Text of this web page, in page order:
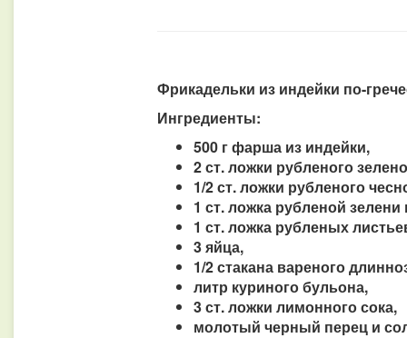
Фрикадельки из индейки по-
Ингредиенты:
500 г фарша из индейки,
2 ст. ложки рубленого
1/2 ст. ложки рубленого
1 ст. ложка рубленой
1 ст. ложка рубленых
3 яйца,
1/2 стакана вареного
литр куриного бульона,
3 ст. ложки лимонного сока,
молотый черный перец и